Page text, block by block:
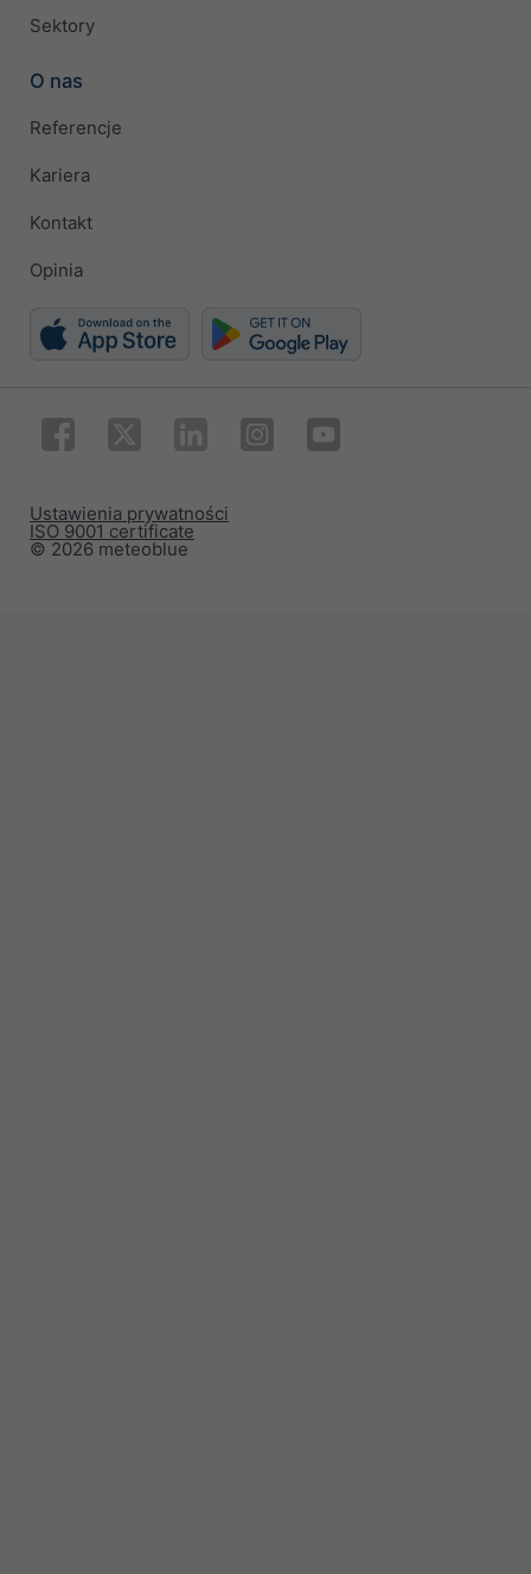
Sektory
O nas
Referencje
Kariera
Kontakt
Opinia
© 2026 meteoblue
ISO 9001 certificate
Ustawienia prywatności